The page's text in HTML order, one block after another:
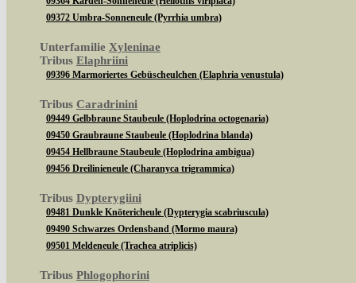
09372 Umbra-Sonneneule (Pyrrhia umbra)
Unterfamilie Xyleninae
Tribus Elaphriini
09396 Marmoriertes Gebüscheulchen (Elaphria venustula)
Tribus Caradrinini
09449 Gelbbraune Staubeule (Hoplodrina octogenaria)
09450 Graubraune Staubeule (Hoplodrina blanda)
09454 Hellbraune Staubeule (Hoplodrina ambigua)
09456 Dreilinieneule (Charanyca trigrammica)
Tribus Dypterygiini
09481 Dunkle Knötericheule (Dypterygia scabriuscula)
09490 Schwarzes Ordensband (Mormo maura)
09501 Meldeneule (Trachea atriplicis)
Tribus Phlogophorini